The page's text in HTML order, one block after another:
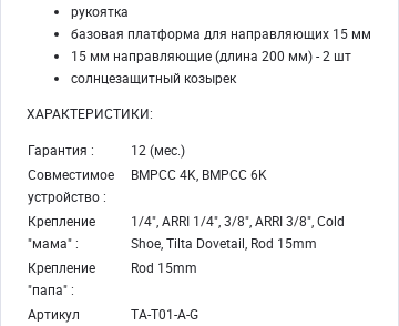
рукоятка
базовая платформа для направляющих 15 мм
15 мм направляющие (длина 200 мм) - 2 шт
солнцезащитный козырек
ХАРАКТЕРИСТИКИ:
Гарантия :
12 (мес.)
Совместимое
устройство :
BMPCC 4K, BMPCC 6K
Крепление
"мама" :
1/4", ARRI 1/4", 3/8", ARRI 3/8", Cold
Shoe, Tilta Dovetail, Rod 15mm
Крепление
"папа" :
Rod 15mm
Артикул
TA-T01-A-G